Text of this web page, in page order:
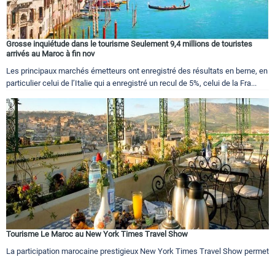
Grosse inquiétude dans le tourisme Seulement 9,4 millions de touristes
arrivés au Maroc à fin nov
Les principaux marchés émetteurs ont enregistré des résultats en berne, en
particulier celui de l’Italie qui a enregistré un recul de 5%, celui de la Fra...
Tourisme Le Maroc au New York Times Travel Show
La participation marocaine prestigieux New York Times Travel Show permet